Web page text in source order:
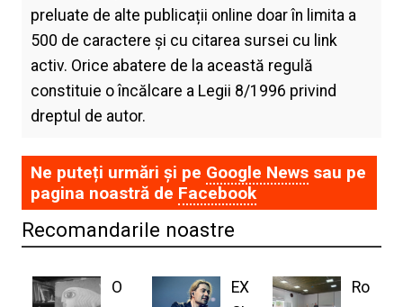
preluate de alte publicații online doar în limita a
500 de caractere și cu citarea sursei cu link
activ. Orice abatere de la această regulă
constituie o încălcare a Legii 8/1996 privind
dreptul de autor.
Ne puteți urmări și pe Google Newssau pe
pagina noastră de Facebook
Recomandarile noastre
O
EX
Ro